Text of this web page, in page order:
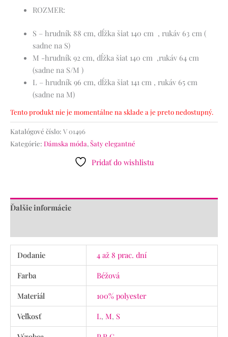
ROZMER:
S – hrudník 88 cm, dĺžka šiat 140 cm , rukáv 63 cm (
sadne na S)
M -hrudník 92 cm, dĺžka šiat 140 cm ,rukáv 64 cm
(sadne na S/M )
L – hrudník 96 cm, dĺžka šiat 141 cm , rukáv 65 cm
(sadne na M)
Tento produkt nie je momentálne na sklade a je preto nedostupný.
Katalógové číslo: V 01496
Kategórie: Dámska móda,Šaty elegantné
Pridať do wishlistu
Ďalšie informácie
Dodanie
4 až 8 prac. dní
Farba
Béžová
Materiál
100% polyester
Veľkosť
L, M, S